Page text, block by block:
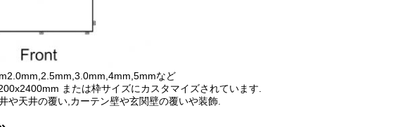
など
または枠サイズにカスタマイズされています.
や天井の覆い,カーテン壁や玄関壁の覆いや装飾.